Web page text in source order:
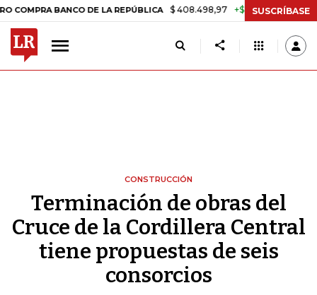
BANCO DE LA REPÚBLICA $ 408.498,97 +$ 8.753,81 +2,19%
SUSCRÍBASE
CONSTRUCCIÓN
Terminación de obras del
Cruce de la Cordillera Central
tiene propuestas de seis
consorcios